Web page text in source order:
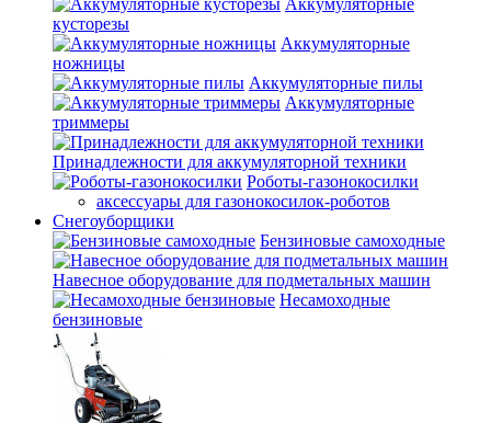
Аккумуляторные
кусторезы
Аккумуляторные
ножницы
Аккумуляторные пилы
Аккумуляторные
триммеры
Принадлежности для аккумуляторной техники
Роботы-газонокосилки
аксессуары для газонокосилок-роботов
Снегоуборщики
Бензиновые самоходные
Навесное оборудование для подметальных машин
Несамоходные
бензиновые